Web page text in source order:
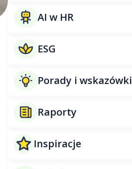
AI w HR
ESG
Porady i wskazówki
Raporty
Inspiracje